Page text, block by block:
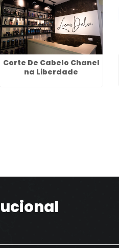
Corte De Cabelo Chanel
na Liberdade